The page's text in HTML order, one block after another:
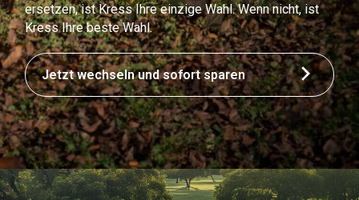
ersetzen, ist Kress Ihre einzige Wahl. Wenn nicht, ist
Kress Ihre beste Wahl.
Jetzt wechseln und sofort sparen